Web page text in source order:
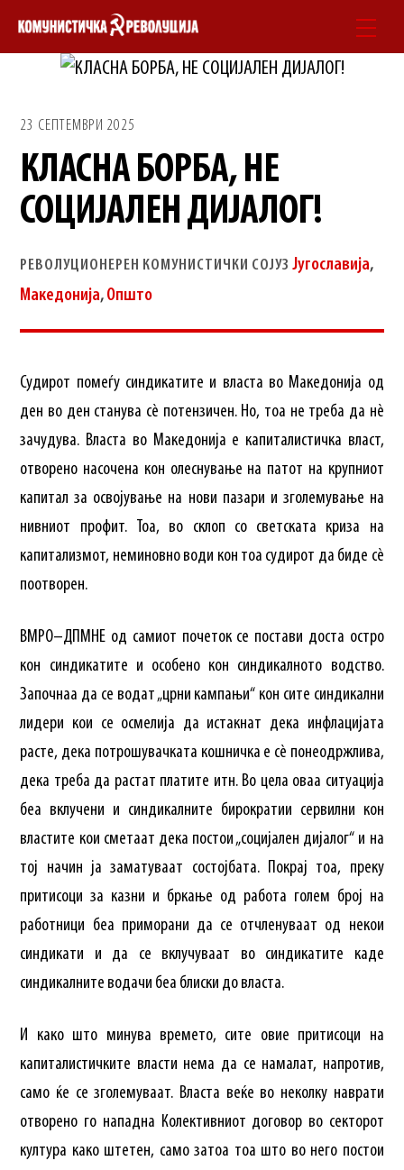
Skip
23 СЕПТЕМВРИ 2025
КЛАСНА БОРБА, НЕ
СОЦИЈАЛЕН ДИЈАЛОГ!
РЕВОЛУЦИОНЕРЕН КОМУНИСТИЧКИ СОЈУЗ Југославија,
Македонија,Општо
Судирот помеѓу синдикатите и власта во Македонија од
ден во ден станува сè потензичен. Но, тоа не треба да нè
зачудува. Власта во Македонија е капиталистичка власт,
отворено насочена кон олеснување на патот на крупниот
капитал за освојување на нови пазари и зголемување на
нивниот профит. Тоа, во склоп со светската криза на
капитализмот, неминовно води кон тоа судирот да биде сè
поотворен.
ВМРО–ДПМНЕ од самиот почеток се постави доста остро
кон синдикатите и особено кон синдикалното водство.
Започнаа да се водат „црни кампањи“ кон сите синдикални
лидери кои се осмелија да истакнат дека инфлацијата
растe, дека потрошувачката кошничка е сè понеодржлива,
дека треба да растат платите итн. Во цела оваа ситуација
беа вклучени и синдикалните бирократии сервилни кон
властите кои сметаат дека постои „социјален дијалог“ и на
тој начин ја заматуваат состојбата. Покрај тоа, преку
притисоци за казни и бркање од работа голем број на
работници беа приморани да се отчленуваат од некои
синдикати и да се вклучуваат во синдикатите каде
синдикалните водачи беа блиски до власта.
И како што минува времето, сите овие притисоци на
капиталистичките власти нема да се намалат, напротив,
само ќе се зголемуваат. Власта веќе во неколку наврати
отворено го нападна Колективниот договор во секторот
култура како штетен, само затоа тоа што во него постои